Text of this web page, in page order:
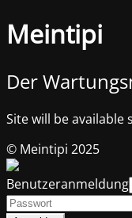
Meintipi
Der
Site will be available
© Meintipi 2025
Benutzeranmeldung